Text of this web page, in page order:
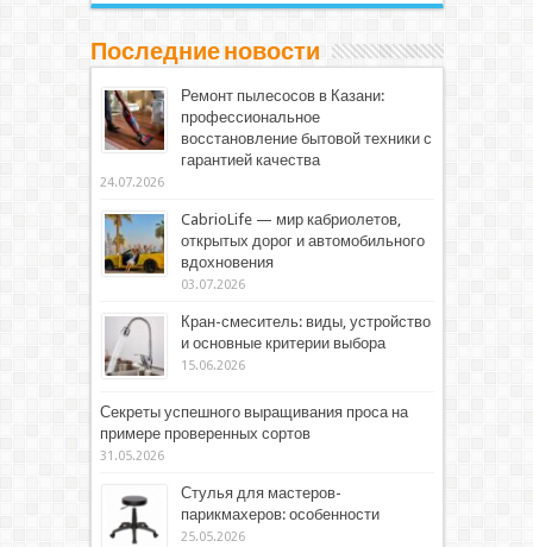
Последние новости
Ремонт пылесосов в Казани:
профессиональное
восстановление бытовой техники с
гарантией качества
24.07.2026
CabrioLife — мир кабриолетов,
открытых дорог и автомобильного
вдохновения
03.07.2026
Кран-смеситель: виды, устройство
и основные критерии выбора
15.06.2026
Секреты успешного выращивания проса на
примере проверенных сортов
31.05.2026
Стулья для мастеров-
парикмахеров: особенности
25.05.2026